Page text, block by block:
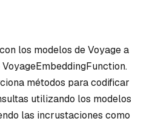
los modelos de Voyage a
métodos para codificar
utilizando los modelos
las incrustaciones como